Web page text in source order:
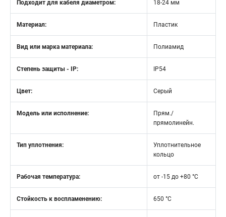
Подходит для кабеля диаметром: 18-24 мм
Материал: Пластик
Вид или марка материала: Полиамид
Степень защиты - IP: IP54
Цвет: Серый
Модель или исполнение:
Прям./
прямолинейн.
Тип уплотнения:
Уплотнительное
кольцо
Рабочая температура: от -15 до +80 °C
Стойкость к воспламенению: 650 °C